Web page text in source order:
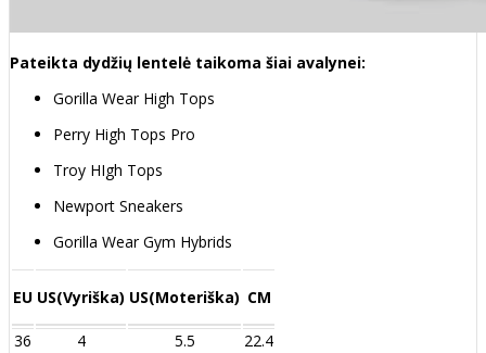
Pateikta dydžių lentelė taikoma šiai avalynei:
Gorilla Wear High Tops
Perry High Tops Pro
Troy HIgh Tops
Newport Sneakers
Gorilla Wear Gym Hybrids
EU US(Vyriška) US(Moteriška) CM
36 4 5.5
22.4